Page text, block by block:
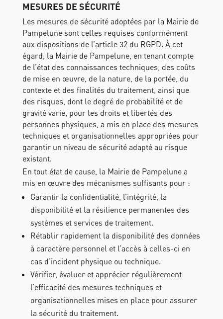
MESURES DE SÉCURITÉ
Les mesures de sécurité adoptées par la Mairie de
Pampelune sont celles requises conformément
aux dispositions de l’article 32 du RGPD. À cet
égard, la Mairie de Pampelune, en tenant compte
de l’état des connaissances techniques, des coûts
de mise en œuvre, de la nature, de la portée, du
contexte et des finalités du traitement, ainsi que
des risques, dont le degré de probabilité et de
gravité varie, pour les droits et libertés des
personnes physiques, a mis en place des mesures
techniques et organisationnelles appropriées pour
garantir un niveau de sécurité adapté au risque
existant.
En tout état de cause, la Mairie de Pampelune a
mis en œuvre des mécanismes suffisants pour :
Garantir la confidentialité, l’intégrité, la
disponibilité et la résilience permanentes des
systèmes et services de traitement.
Rétablir rapidement la disponibilité des données
à caractère personnel et l’accès à celles-ci en
cas d’incident physique ou technique.
Vérifier, évaluer et apprécier régulièrement
l’efficacité des mesures techniques et
organisationnelles mises en place pour assurer
la sécurité du traitement.